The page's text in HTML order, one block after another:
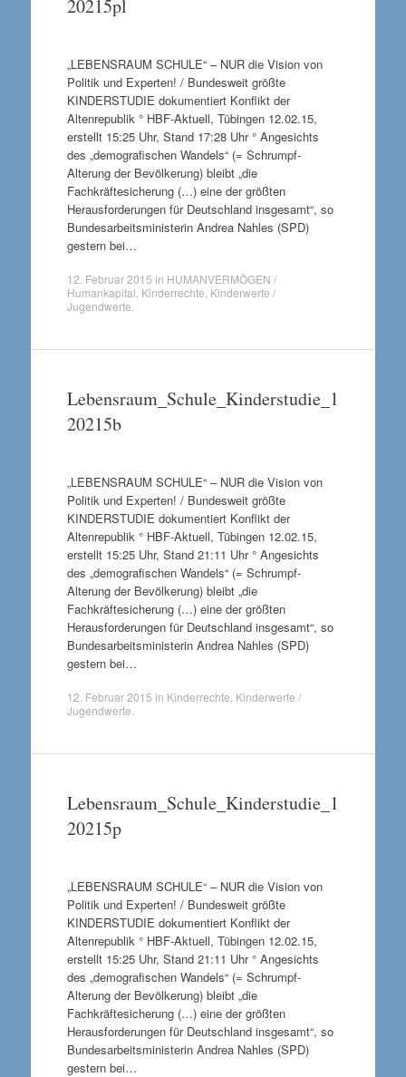
20215pl
„LEBENSRAUM SCHULE“ – NUR die Vision von
Politik und Experten! / Bundesweit größte
KINDERSTUDIE dokumentiert Konflikt der
Altenrepublik ° HBF-Aktuell, Tübingen 12.02.15,
erstellt 15:25 Uhr, Stand 17:28 Uhr ° Angesichts
des „demografischen Wandels“ (= Schrumpf-
Alterung der Bevölkerung) bleibt „die
Fachkräftesicherung (…) eine der größten
Herausforderungen für Deutschland insgesamt“, so
Bundesarbeitsministerin Andrea Nahles (SPD)
gestern bei…
12. Februar 2015 in HUMANVERMÖGEN /
Humankapital Kinderrechte Kinderwerte /
Jugendwerte
Lebensraum_Schule_Kinderstudie_1
20215b
„LEBENSRAUM SCHULE“ – NUR die Vision von
Politik und Experten! / Bundesweit größte
KINDERSTUDIE dokumentiert Konflikt der
Altenrepublik ° HBF-Aktuell, Tübingen 12.02.15,
erstellt 15:25 Uhr, Stand 21:11 Uhr ° Angesichts
des „demografischen Wandels“ (= Schrumpf-
Alterung der Bevölkerung) bleibt „die
Fachkräftesicherung (…) eine der größten
Herausforderungen für Deutschland insgesamt“, so
Bundesarbeitsministerin Andrea Nahles (SPD)
gestern bei…
12. Februar 2015 in Kinderrechte Kinderwerte /
Jugendwerte
Lebensraum_Schule_Kinderstudie_1
20215p
„LEBENSRAUM SCHULE“ – NUR die Vision von
Politik und Experten! / Bundesweit größte
KINDERSTUDIE dokumentiert Konflikt der
Altenrepublik ° HBF-Aktuell, Tübingen 12.02.15,
erstellt 15:25 Uhr, Stand 21:11 Uhr ° Angesichts
des „demografischen Wandels“ (= Schrumpf-
Alterung der Bevölkerung) bleibt „die
Fachkräftesicherung (…) eine der größten
Herausforderungen für Deutschland insgesamt“, so
Bundesarbeitsministerin Andrea Nahles (SPD)
gestern bei…